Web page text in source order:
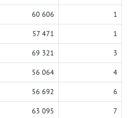
60 606 1
57 471 1
69 321 3
56 064 4
56 692 6
63 095 7